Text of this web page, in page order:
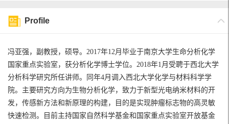
Profile
冯亚强，副教授，硕导。2017年12月毕业于南京大学生命分析化学
国家重点实验室，获分析化学博士学位。2018年1月受聘于西北大学
分析科学研究所任讲师。同年4月调入西北大学化学与材料科学学
院。主要研究方向为生物分析化学，致力于新型光电纳米材料的开
发，传感新方法和新原理的构建，目的是实现肿瘤标志物的高灵敏
快速检测。目前主持国家自然科学基金和国家重点实验室开放基金